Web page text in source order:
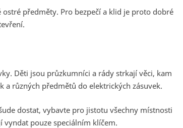
předměty. Pro bezpečí a klid je proto dobré
Děti jsou průzkumníci a rády strkají věci, kam
a různých předmětů do elektrických zásuvek.
dostat, vybavte pro jistotu všechny místnosti
vyndat pouze speciálním klíčem.